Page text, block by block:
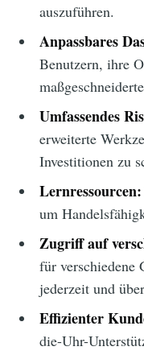
auszuführen.
Anpassbares
Benutzern, ihre
Umfassendes
erweiterte
Investitionen zu
Lernressourcen:
um
Zugriff auf
für verschiedene
jederzeit und
Effizienter
die-Uhr-